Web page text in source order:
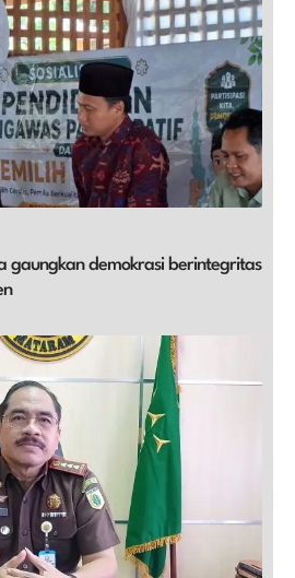
gaungkan demokrasi berintegritas